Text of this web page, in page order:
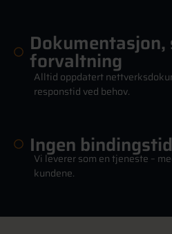
forvaltning
Alltid oppdatert
responstid ved behov.
Ingen bindingstid
Vi leverer som en tjeneste –
kundene.